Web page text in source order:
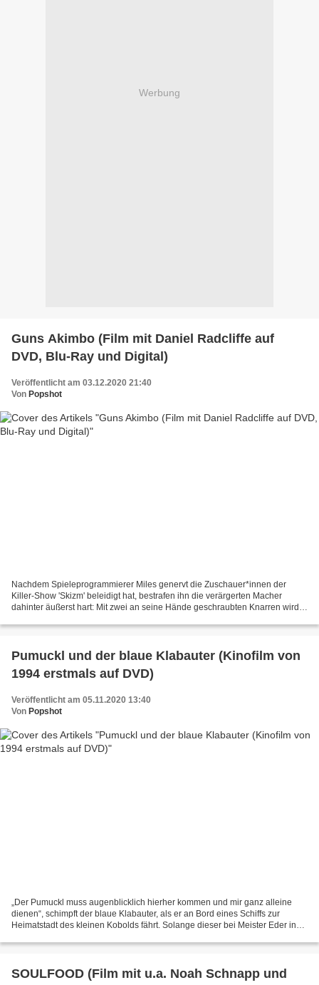
Werbung
Guns Akimbo (Film mit Daniel Radcliffe auf
DVD, Blu-Ray und Digital)
Veröffentlicht am 03.12.2020 21:40
Von Popshot
Nachdem Spieleprogrammierer Miles genervt die Zuschauer*innen der
Killer-Show 'Skizm' beleidigt hat, bestrafen ihn die verärgerten Macher
dahinter äußerst hart: Mit zwei an seine Hände geschraubten Knarren wird
Pumuckl und der blaue Klabauter (Kinofilm von
1994 erstmals auf DVD)
Veröffentlicht am 05.11.2020 13:40
Von Popshot
„Der Pumuckl muss augenblicklich hierher kommen und mir ganz alleine
dienen“, schimpft der blaue Klabauter, als er an Bord eines Schiffs zur
Heimatstadt des kleinen Kobolds fährt. Solange dieser bei Meister Eder in
SOULFOOD (Film mit u.a. Noah Schnapp und